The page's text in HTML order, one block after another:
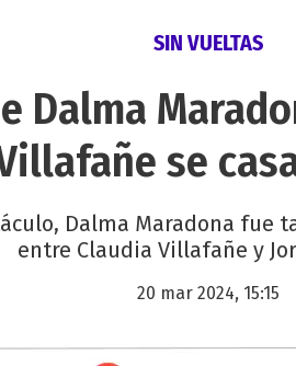
SIN VUELTAS
Dalma
se
Dalma Maradona
entre Claudia Villafañe y
20 mar 2024, 15:15